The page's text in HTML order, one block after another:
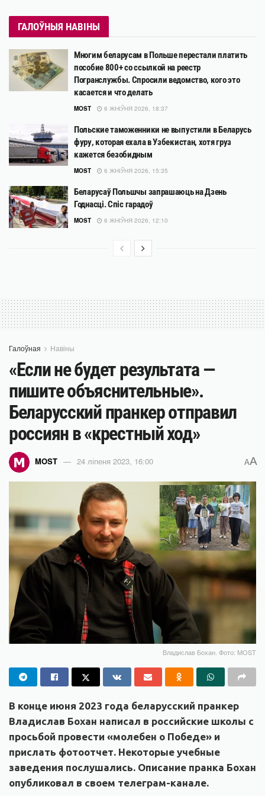
ГАЛОЎНЫЯ НАВІНЫ
Многим беларусам в Польше перестали платить
пособие 800+ со ссылкой на реестр
Погранслужбы. Спросили ведомство, кого это
касается и что делать
MOST 6 ЖНІЎНЯ 2026, 18:37
Польские таможенники не выпустили в Беларусь
фуру, которая ехала в Узбекистан, хотя груз
кажется безобидным
MOST 6 ЖНІЎНЯ 2026, 15:35
Беларусаў Польшчы запрашаюць на Дзень
Годнасці. Спіс гарадоў
MOST 6 ЖНІЎНЯ 2026, 12:10
Галоўная Навіны
«Если не будет результата —
пишите объяснительные».
Беларусский пранкер отправил
россиян в «крестный ход»
MOST 24 ліпеня 2023, 16:00 AA
Владислав Бохан. Фото: MOST
В конце июня 2023 года беларусский пранкер
Владислав Бохан написал в российские школы с
просьбой провести «молебен о Победе» и
прислать фотоотчет. Некоторые учебные
заведения послушались. Описание пранка Бохан
опубликовал в своем телеграм-канале.